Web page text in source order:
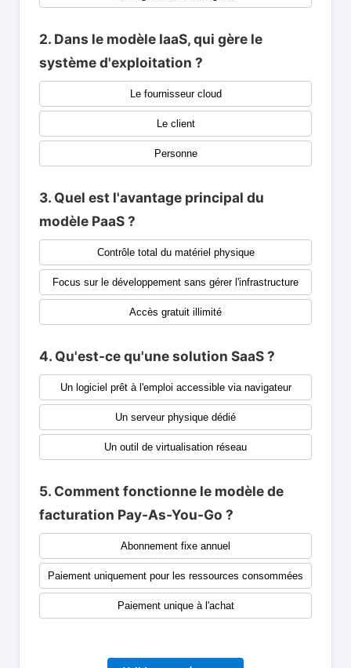
2. Dans le modèle IaaS, qui gère le
système d'exploitation ?
Le fournisseur cloud
Le client
Personne
3. Quel est l'avantage principal du
modèle PaaS ?
Contrôle total du matériel physique
Focus sur le développement sans gérer l'infrastructure
Accès gratuit illimité
4. Qu'est-ce qu'une solution SaaS ?
Un logiciel prêt à l'emploi accessible via navigateur
Un serveur physique dédié
Un outil de virtualisation réseau
5. Comment fonctionne le modèle de
facturation Pay-As-You-Go ?
Abonnement fixe annuel
Paiement uniquement pour les ressources consommées
Paiement unique à l'achat